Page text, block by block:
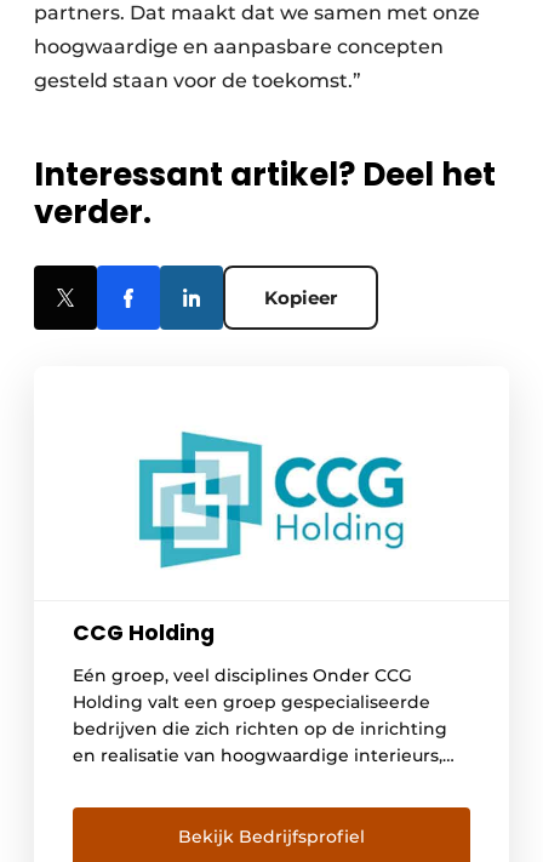
partners. Dat maakt dat we samen met onze
hoogwaardige en aanpasbare concepten
gesteld staan voor de toekomst.”
Interessant artikel? Deel het
verder.
Kopieer
CCG Holding
Eén groep, veel disciplines Onder CCG
Holding valt een groep gespecialiseerde
bedrijven die zich richten op de inrichting
en realisatie van hoogwaardige interieurs,
Daarbij ligt de focus op de zorg, farma,
biotech en kantorenmarkt. Alle bedrijven
Bekijk Bedrijfsprofiel